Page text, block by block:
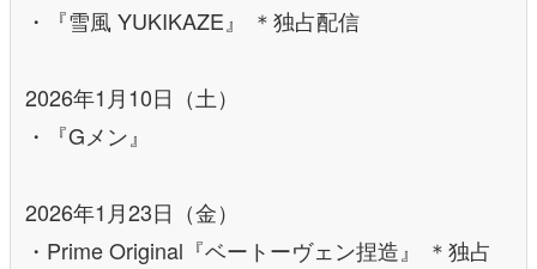
・『雪風 YUKIKAZE』 ＊独占配信
2026年1月10日（土）
・『Gメン』
2026年1月23日（金）
・Prime Original『ベートーヴェン捏造』 ＊独占